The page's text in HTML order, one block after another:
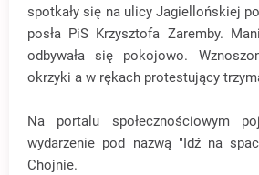
spotkały się na ulicy Jagiellońskiej
posła PiS Krzysztofa Zaremby.
odbywała się pokojowo.
okrzyki a w rękach protestujący
Na portalu społecznościowym
wydarzenie pod nazwą "Idź na
Chojnie.